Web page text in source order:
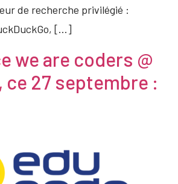
de recherche privilégié :
[…]
we are coders @
ce 27 septembre :